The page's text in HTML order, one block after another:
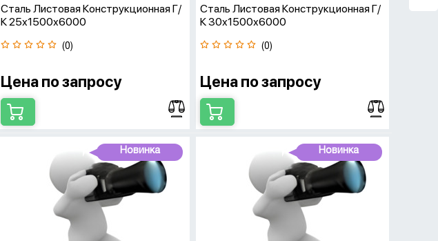
Сталь Листовая Конструкционная Г/
К 25х1500х6000
(0)
Цена по запросу
Сталь Листовая Конструкционная Г/
К 30х1500х6000
(0)
Цена по запросу
Новинка Новинка